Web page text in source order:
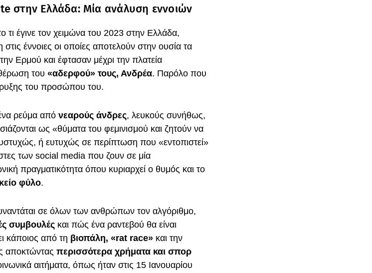
στην Ελλάδα: Μία ανάλυση εννοιών
τι έγινε τον χειμώνα του 2023 στην Ελλάδα,
στις έννοιες οι οποίες αποτελούν στην ουσία τα
Ερμού και έφτασαν μέχρι την πλατεία
του «αδερφού» τους, Ανδρέα. Παρόλο που
του προσώπου του.
ρεύμα από νεαρούς άνδρες, λευκούς συνήθως,
ως «θύματα του φεμινισμού και ζητούν να
ή ευτυχώς σε περίπτωση που «εντοπιστεί»
των social media που ζουν σε μία
πραγματικότητα όπου κυριαρχεί ο θυμός και το
φύλο.
σε όλων των ανθρώπων τον αλγόριθμο,
συμβουλές και πώς ένα ραντεβού θα είναι
κάποιος από τη βιοπάλη, «rat race» και την
αποκτώντας περισσότερα χρήματα και σπορ
αιτήματα, όπως ήταν στις 15 Ιανουαρίου